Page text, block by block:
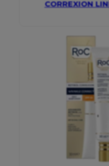
CORREXION